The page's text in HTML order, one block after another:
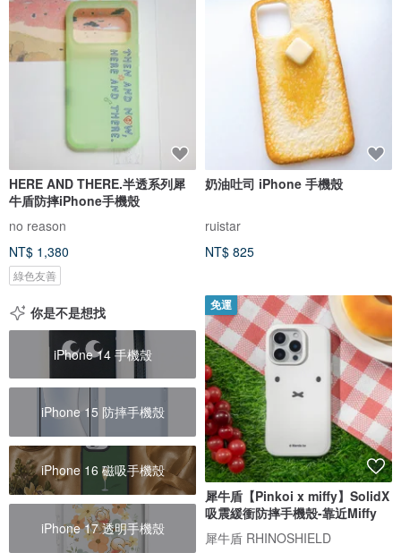
HERE AND THERE.半透系列犀
牛盾防摔iPhone手機殼
no reason
NT$ 1,380
綠色友善
奶油吐司 iPhone 手機殼
ruistar
NT$ 825
你是不是想找
iPhone 14 手機殼
iPhone 15 防摔手機殼
iPhone 16 磁吸手機殼
iPhone 17 透明手機殼
免運
犀牛盾【Pinkoi x miffy】SolidX
吸震緩衝防摔手機殼-靠近Miffy
犀牛盾 RHINOSHIELD